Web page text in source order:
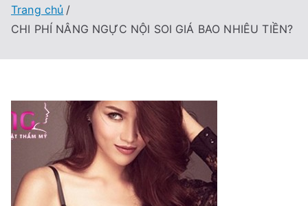
Trang chủ
CHI PHÍ NÂNG NGỰC NỘI SOI GIÁ BAO NHIÊU TIỀN?